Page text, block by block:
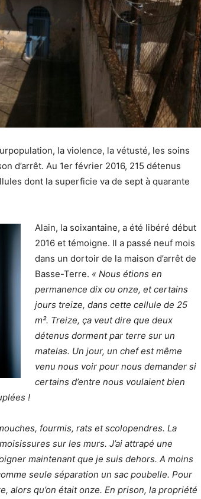
la violence, la vétusté, les soins
d’arrêt. Au 1er février 2016, 215 détenus
dont la superficie va de sept à quarante
Alain, la soixantaine, a été libéré début
2016 et témoigne. Il a passé neuf mois
dans un dortoir de la maison d’arrêt de
Basse-Terre. « Nous étions en
permanence dix ou onze, et certains
jours treize, dans cette cellule de 25
m². Treize, ça veut dire que deux
détenus dorment par terre sur un
matelas. Un jour, un chef est même
venu nous voir pour nous demander si
certains d’entre nous voulaient bien
!
fourmis, rats et scolopendres. La
sur les murs. J’ai attrapé une
maintenant que je suis dehors. A moins
seule séparation un sac poubelle. Pour
alors qu’on était onze. En prison, la propriété